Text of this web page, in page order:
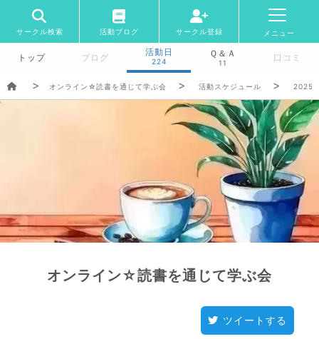
サークル検索 活動ブログ サークル登録 メニュー
トップ ブログ
活動日
224
Ｑ＆Ａ
11 口コミ
オンライン☆読書を通じて学ぶ会 活動スケジュール 2025/
オンライン☆読書を通じて学ぶ会
ツイートする